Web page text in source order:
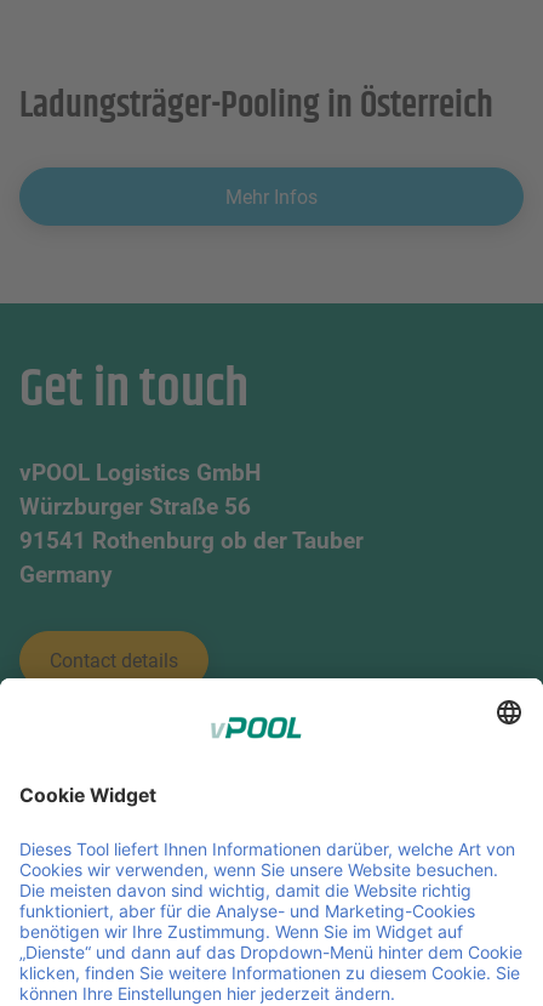
Ladungsträger-Pooling in Österreich
Mehr Infos
Get in touch
vPOOL Logistics GmbH
Würzburger Straße 56
91541 Rothenburg ob der Tauber
Germany
Contact details
Member of Faber Group
Hilfreiche Links und Dokumente